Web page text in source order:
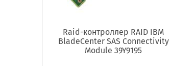
Raid-контроллер RAID IBM
BladeCenter SAS Connectivity
Module 39Y9195